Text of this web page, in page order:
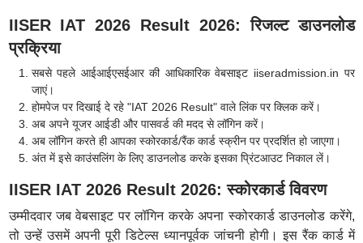
IISER IAT 2026 Result 2026: रिजल्ट डाउनलोड
प्रक्रिया
सबसे पहले आईआईएसईआर की आधिकारिक वेबसाइट iiseradmission.in पर
जाएं।
होमपेज पर दिखाई दे रहे "IAT 2026 Result" वाले लिंक पर क्लिक करें।
अब अपने यूजर आईडी और पासवर्ड की मदद से लॉगिन करें।
अब लॉगिन करते ही आपका स्कोरकार्ड/रैंक कार्ड स्क्रीन पर प्रदर्शित हो जाएगा।
अंत में इसे काउंसलिंग के लिए डाउनलोड करके इसका प्रिंटआउट निकाल लें।
IISER IAT 2026 Result 2026: स्कोरकार्ड विवरण
उम्मीदवार जब वेबसाइट पर लॉगिन करके अपना स्कोरकार्ड डाउनलोड करेंगे,
तो उन्हें उसमें अपनी पूरी डिटेल्स ध्यानपूर्वक जांचनी होगी। इस रैंक कार्ड में